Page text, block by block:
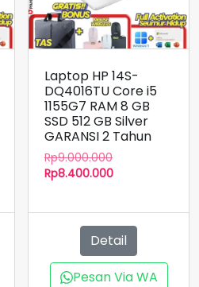
Laptop HP 14S-
DQ4016TU Core i5
1155G7 RAM 8 GB
SSD 512 GB Silver
GARANSI 2 Tahun
Rp9.000.000Harga
aslinya
Rp8.400.000Harga
Rp8.400.000.
Detail
Pesan Via WA